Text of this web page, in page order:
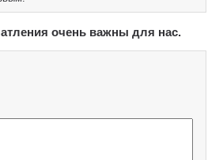
очень важны для нас.